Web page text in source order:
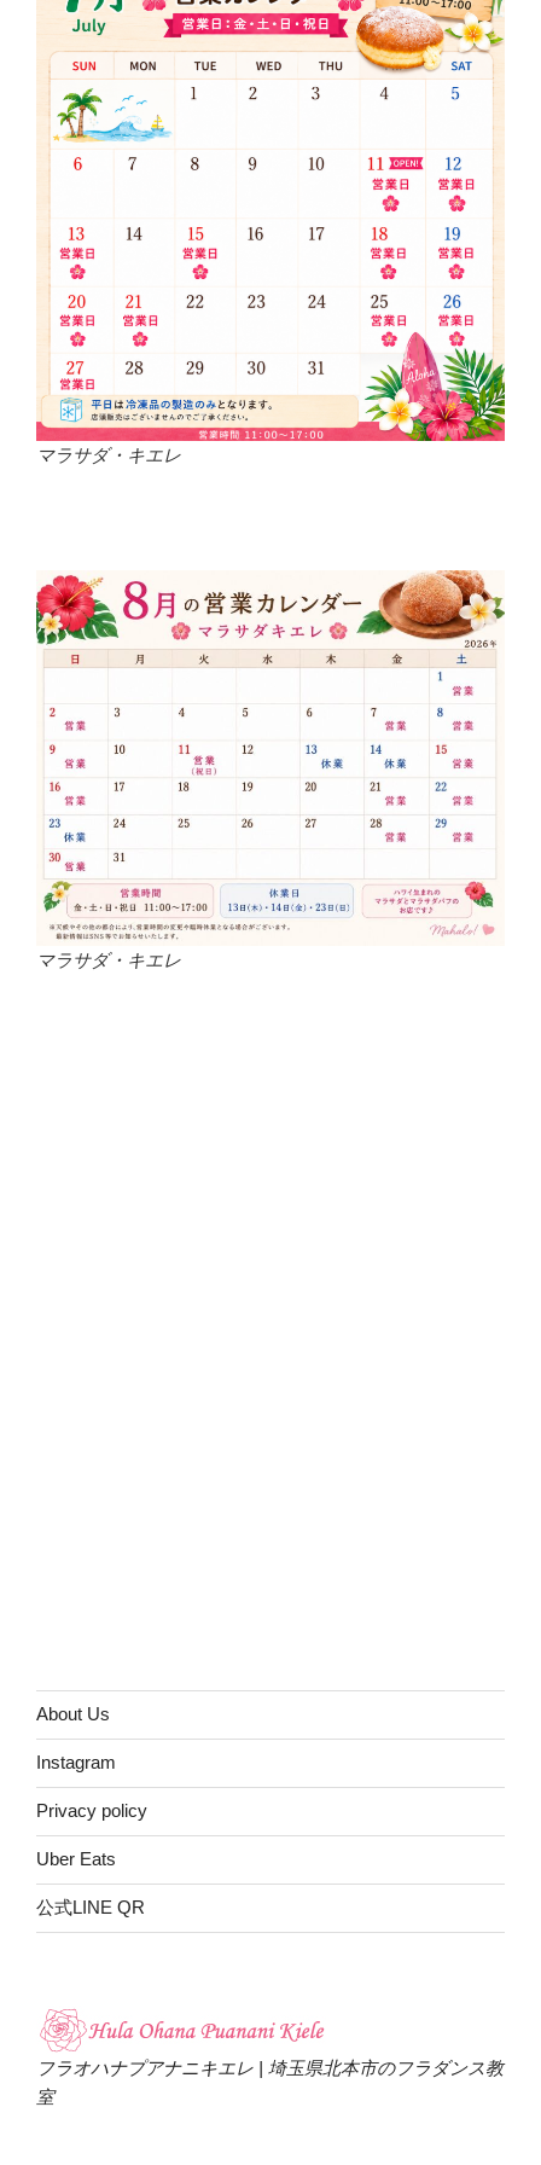
マラサダ・キエレ
マラサダ・キエレ
About Us
Instagram
Privacy policy
Uber Eats
公式LINE QR
フラオハナプアナニキエレ | 埼玉県北本市のフラダンス教
室